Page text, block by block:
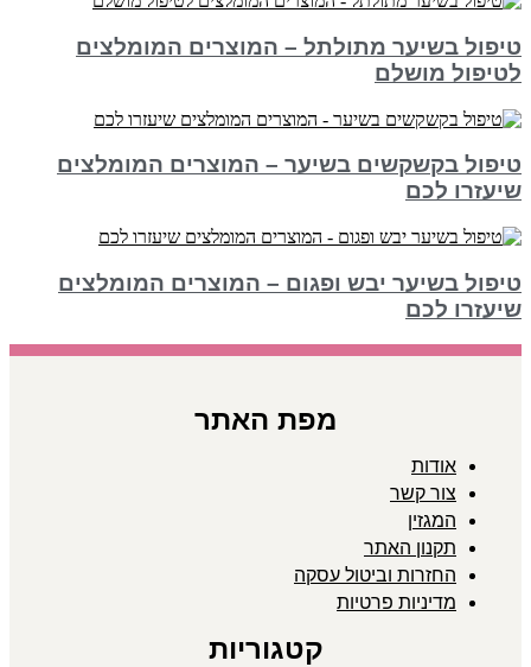
טיפול בשיער מתולתל – המוצרים המומלצים
לטיפול מושלם
טיפול בקשקשים בשיער – המוצרים המומלצים
שיעזרו לכם
טיפול בשיער יבש ופגום – המוצרים המומלצים
שיעזרו לכם
מפת האתר
אודות
צור קשר
המגזין
תקנון האתר
החזרות וביטול עסקה
מדיניות פרטיות
קטגוריות